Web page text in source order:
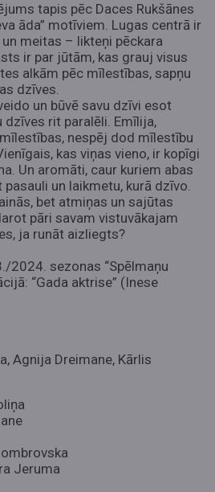
tapis pēc Daces Rukšānes
āda” motīviem. Lugas centrā ir
meitas – likteņi pēckara
ir par jūtām, kas grauj visus
alkām pēc mīlestības, sapņu
dzīves.
un būvē savu dzīvi esot
dzīves rit paralēli. Emīlija,
nespēj dod mīlestību
kas viņas vieno, ir kopīgi
Un aromāti, caur kuriem abas
un laikmetu, kurā dzīvo.
bet atmiņas un sajūtas
pāri savam vistuvākajam
ja runāt aizliegts?
2024. sezonas “Spēlmaņu
“Gada aktrise” (Inese
Agnija Dreimane, Kārlis
Jeruma